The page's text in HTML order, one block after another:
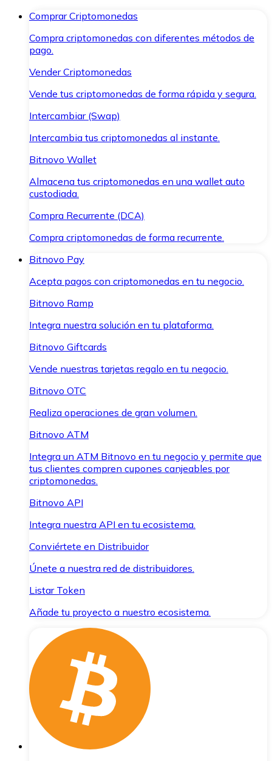
Comprar Criptomonedas
Compra criptomonedas con diferentes métodos de
pago.
Vender Criptomonedas
Vende tus criptomonedas de forma rápida y segura.
Intercambiar (Swap)
Intercambia tus criptomonedas al instante.
Bitnovo Wallet
Almacena tus criptomonedas en una wallet auto
custodiada.
Compra Recurrente (DCA)
Compra criptomonedas de forma recurrente.
Bitnovo Pay
Acepta pagos con criptomonedas en tu negocio.
Bitnovo Ramp
Integra nuestra solución en tu plataforma.
Bitnovo Giftcards
Vende nuestras tarjetas regalo en tu negocio.
Bitnovo OTC
Realiza operaciones de gran volumen.
Bitnovo ATM
Integra un ATM Bitnovo en tu negocio y permite que
tus clientes compren cupones canjeables por
criptomonedas.
Bitnovo API
Integra nuestra API en tu ecosistema.
Conviértete en Distribuidor
Únete a nuestra red de distribuidores.
Listar Token
Añade tu proyecto a nuestro ecosistema.